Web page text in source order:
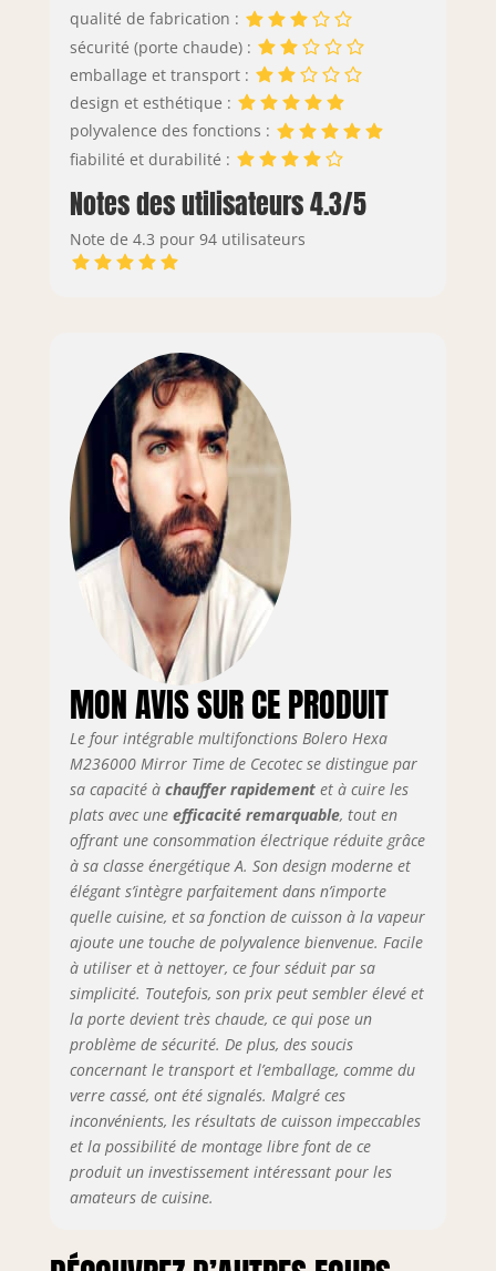
qualité de fabrication :
sécurité (porte chaude) :
emballage et transport :
design et esthétique :
polyvalence des fonctions :
fiabilité et durabilité :
Notes des utilisateurs 4.3/5
Note de 4.3 pour 94 utilisateurs
MON AVIS SUR CE PRODUIT
Le four intégrable multifonctions Bolero Hexa
M236000 Mirror Time de Cecotec se distingue par
sa capacité à chauffer rapidementet à cuire les
plats avec une efficacité remarquable, tout en
offrant une consommation électrique réduite grâce
à sa classe énergétique A. Son design moderne et
élégant s’intègre parfaitement dans n’importe
quelle cuisine, et sa fonction de cuisson à la vapeur
ajoute une touche de polyvalence bienvenue. Facile
à utiliser et à nettoyer, ce four séduit par sa
simplicité. Toutefois, son prix peut sembler élevé et
la porte devient très chaude, ce qui pose un
problème de sécurité. De plus, des soucis
concernant le transport et l’emballage, comme du
verre cassé, ont été signalés. Malgré ces
inconvénients, les résultats de cuisson impeccables
et la possibilité de montage libre font de ce
produit un investissement intéressant pour les
amateurs de cuisine.